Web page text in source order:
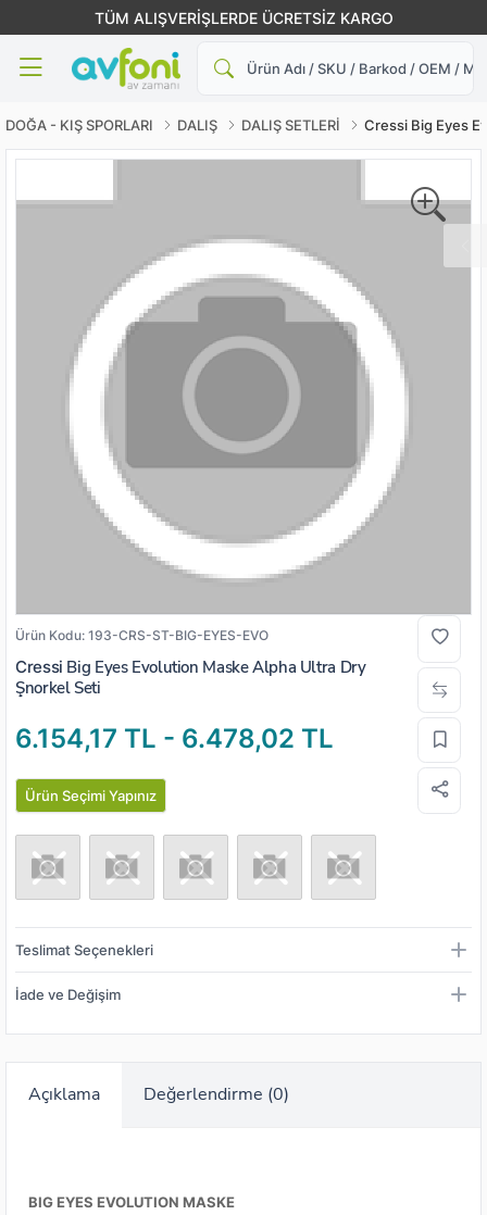
TÜM ALIŞVERİŞLERDE ÜCRETSİZ KARGO
DOĞA - KIŞ SPORLARI DALIŞ DALIŞ SETLERİ Cressi Big Eyes
Ürün Kodu: 193-CRS-ST-BIG-EYES-EVO
Cressi Big Eyes Evolution Maske Alpha Ultra Dry
Şnorkel Seti
6.154,17 TL - 6.478,02 TL
Ürün Seçimi Yapınız
Teslimat Seçenekleri
İade ve Değişim
Açıklama Değerlendirme (0)
BIG EYES EVOLUTION MASKE